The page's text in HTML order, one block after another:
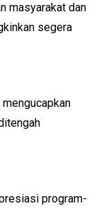
masyarakat dan
segera
program-